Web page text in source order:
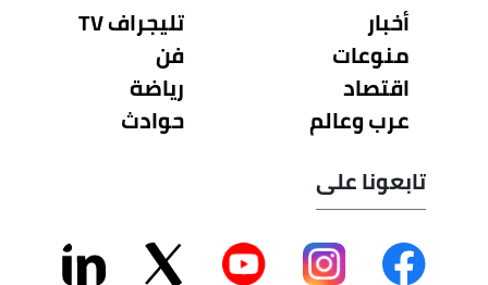
أخبار
منوعات
اقتصاد
عرب وعالم
تليجراف TV
فن
رياضة
حوادث
تابعونا على